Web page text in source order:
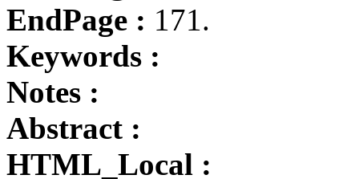
EndPage : 171.
Keywords :
Notes :
Abstract :
HTML_Local :